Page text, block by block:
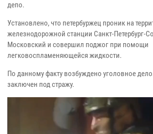
депо.
Установлено, что петербуржец проник на
железнодорожной станции Санкт-Петербург-
Московский и совершил поджог при помощи
легковоспламеняющейся жидкости.
По данному факту возбуждено уголовное
заключен под стражу.